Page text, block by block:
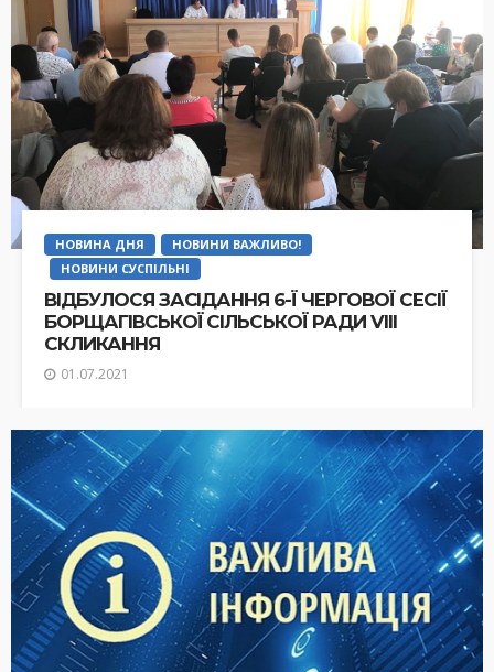
НОВИНА ДНЯ
НОВИНИ ВАЖЛИВО!
НОВИНИ СУСПІЛЬНІ
ВІДБУЛОСЯ ЗАСІДАННЯ 6-Ї ЧЕРГОВОЇ СЕСІЇ
БОРЩАГІВСЬКОЇ СІЛЬСЬКОЇ РАДИ VIII
СКЛИКАННЯ
01.07.2021